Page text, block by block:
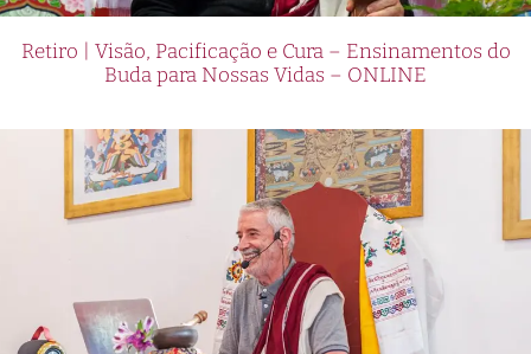
Retiro | Visão, Pacificação e Cura – Ensinamentos do
Buda para Nossas Vidas – ONLINE